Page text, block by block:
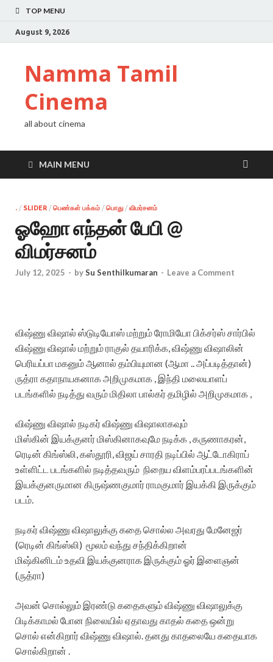
TOP MENU
August 9, 2026
Namma Tamil
Cinema
all about cinema
MAIN MENU
. / SLIDER / பெண்கள் பக்கம் / பொது / விமர்சனம்
ஓஹோ எந்தன் பேபி @
விமர்சனம்
July 12, 2025 - bySu Senthilkumaran - Leave a Comment
விஷ்ணு விஷால் ஸ்டுடியோஸ் மற்றும் ரோமியோ பிக்சர்ஸ் சார்பில்
விஷ்ணு விஷால் மற்றும் ராகுல் தயாரிக்க, விஷ்ணு விஷாலின்
பெரியப்பா மகனும் ஆனால் தம்பியுமான (ஆமா .. அப்படித்தான்)
ருத்ரா கதாநாயகனாக அறிமுகமாக , இந்தி மலையாளப்
படங்களில் நடித்து வரும் மிதிலா பால்கர் தமிழில் அறிமுகமாக ,
விஷ்ணு விஷால் நடிகர் விஷ்ணு விஷாலாகவும்
மிஸ்கின் இயக்குனர் மிஸ்கினாகவுமே நடிக்க , கருணாகரன்,
ரெடின் கிங்ஸ்லி, கஸ்தூரி, விஜய் சாரதி நடிப்பில் ஆட்டோகிராப்
உள்ளிட்ட படங்களில் நடித்தவரும் நிறைய விளம்பரப்படங்களின்
இயக்குனருமான கிருஷ்ணகுமார் ராமகுமார் இயக்கி இருக்கும்
படம்.
நடிகர் விஷ்ணு விஷாலுக்கு கதை சொல்ல அவரது மேனேஜர்
(ரெடின் கிங்ஸ்லி) மூலம் வந்து சந்திக்கிறான்
மிஷ்கினிடம் உதவி இயக்குனராக இருக்கும் ஓர் இளைஞன்
(ருத்ரா)
அவன் சொல்லும் இரண்டு கதைகளும் விஷ்ணு விஷாலுக்கு
பிடிக்காமல் போன நிலையில் ஏதாவது காதல் கதை ஒன்று
சொல் என்கிறார் விஷ்ணு விஷால். தனது காதலையே கதையாக
சொல்கிறான் .